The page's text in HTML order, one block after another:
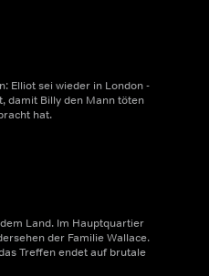
Elliot sei wieder in London -
damit Billy den Mann töten
hat.
Land. Im Hauptquartier
der Familie Wallace.
Treffen endet auf brutale